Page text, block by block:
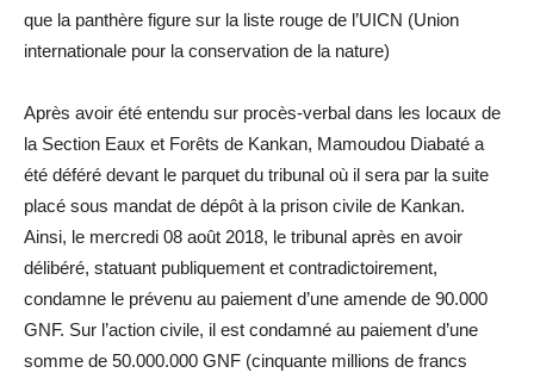
que la panthère figure sur la liste rouge de l’UICN (Union
internationale pour la conservation de la nature)
Après avoir été entendu sur procès-verbal dans les locaux de
la Section Eaux et Forêts de Kankan, Mamoudou Diabaté a
été déféré devant le parquet du tribunal où il sera par la suite
placé sous mandat de dépôt à la prison civile de Kankan.
Ainsi, le mercredi 08 août 2018, le tribunal après en avoir
délibéré, statuant publiquement et contradictoirement,
condamne le prévenu au paiement d’une amende de 90.000
GNF. Sur l’action civile, il est condamné au paiement d’une
somme de 50.000.000 GNF (cinquante millions de francs